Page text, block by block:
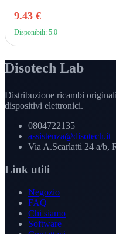
9.43 €
Disponibili: 5.0
Disotech Lab
Distribuzione ricambi
dispositivi elettronici.
0804722135
assistenza@disotech.it
Via A.Scarlatti 24 a/b,
Link utili
Negozio
FAQ
Chi siamo
Software